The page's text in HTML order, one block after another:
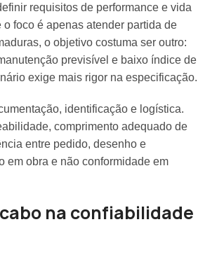
requisitos de performance e vida
foco é apenas atender partida de
o objetivo costuma ser outro:
previsível e baixo índice de
exige mais rigor na especificação.
identificação e logística.
comprimento adequado de
entre pedido, desenho e
em obra e não conformidade em
na confiabilidade